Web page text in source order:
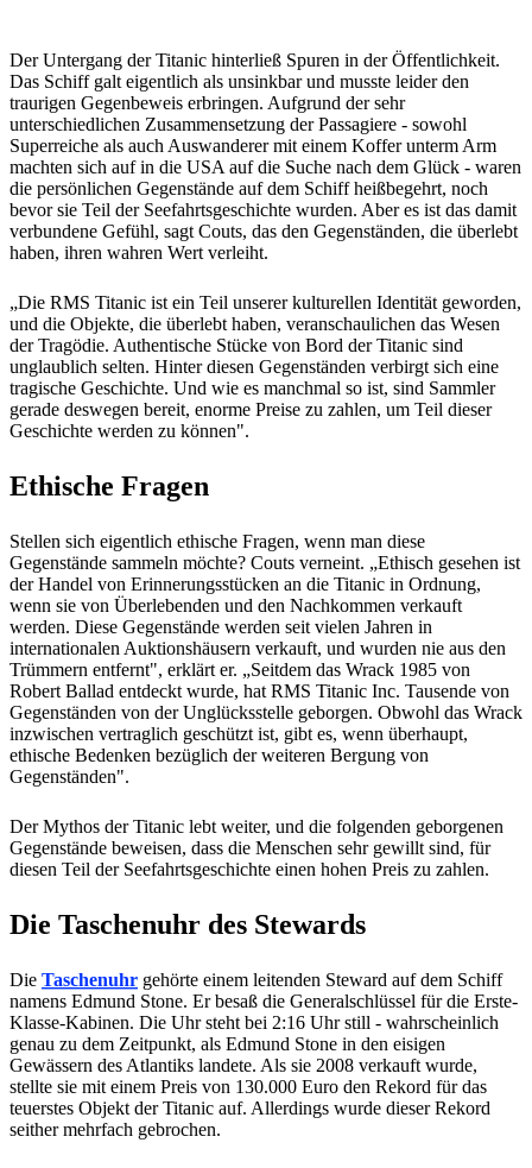
Der Untergang der Titanic hinterließ Spuren in der Öffentlichkeit.
Das Schiff galt eigentlich als unsinkbar und musste leider den
traurigen Gegenbeweis erbringen. Aufgrund der sehr
unterschiedlichen Zusammensetzung der Passagiere - sowohl
Superreiche als auch Auswanderer mit einem Koffer unterm Arm
machten sich auf in die USA auf die Suche nach dem Glück - waren
die persönlichen Gegenstände auf dem Schiff heißbegehrt, noch
bevor sie Teil der Seefahrtsgeschichte wurden. Aber es ist das damit
verbundene Gefühl, sagt Couts, das den Gegenständen, die überlebt
haben, ihren wahren Wert verleiht.
„Die RMS Titanic ist ein Teil unserer kulturellen Identität geworden,
und die Objekte, die überlebt haben, veranschaulichen das Wesen
der Tragödie. Authentische Stücke von Bord der Titanic sind
unglaublich selten. Hinter diesen Gegenständen verbirgt sich eine
tragische Geschichte. Und wie es manchmal so ist, sind Sammler
gerade deswegen bereit, enorme Preise zu zahlen, um Teil dieser
Geschichte werden zu können".
Ethische Fragen
Stellen sich eigentlich ethische Fragen, wenn man diese
Gegenstände sammeln möchte? Couts verneint. „Ethisch gesehen ist
der Handel von Erinnerungsstücken an die Titanic in Ordnung,
wenn sie von Überlebenden und den Nachkommen verkauft
werden. Diese Gegenstände werden seit vielen Jahren in
internationalen Auktionshäusern verkauft, und wurden nie aus den
Trümmern entfernt", erklärt er. „Seitdem das Wrack 1985 von
Robert Ballad entdeckt wurde, hat RMS Titanic Inc. Tausende von
Gegenständen von der Unglücksstelle geborgen. Obwohl das Wrack
inzwischen vertraglich geschützt ist, gibt es, wenn überhaupt,
ethische Bedenken bezüglich der weiteren Bergung von
Gegenständen".
Der Mythos der Titanic lebt weiter, und die folgenden geborgenen
Gegenstände beweisen, dass die Menschen sehr gewillt sind, für
diesen Teil der Seefahrtsgeschichte einen hohen Preis zu zahlen.
Die Taschenuhr des Stewards
Die Taschenuhr gehörte einem leitenden Steward auf dem Schiff
namens Edmund Stone. Er besaß die Generalschlüssel für die Erste-
Klasse-Kabinen. Die Uhr steht bei 2:16 Uhr still - wahrscheinlich
genau zu dem Zeitpunkt, als Edmund Stone in den eisigen
Gewässern des Atlantiks landete. Als sie 2008 verkauft wurde,
stellte sie mit einem Preis von 130.000 Euro den Rekord für das
teuerstes Objekt der Titanic auf. Allerdings wurde dieser Rekord
seither mehrfach gebrochen.